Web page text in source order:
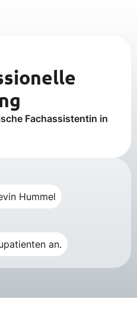
Fachassistentin in
Hummel
an.